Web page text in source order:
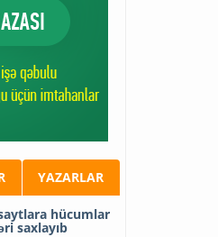
YAZARLAR
hücumlar
saxlayıb